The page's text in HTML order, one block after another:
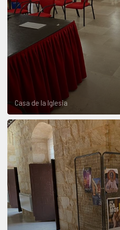
Casa de la Iglesia